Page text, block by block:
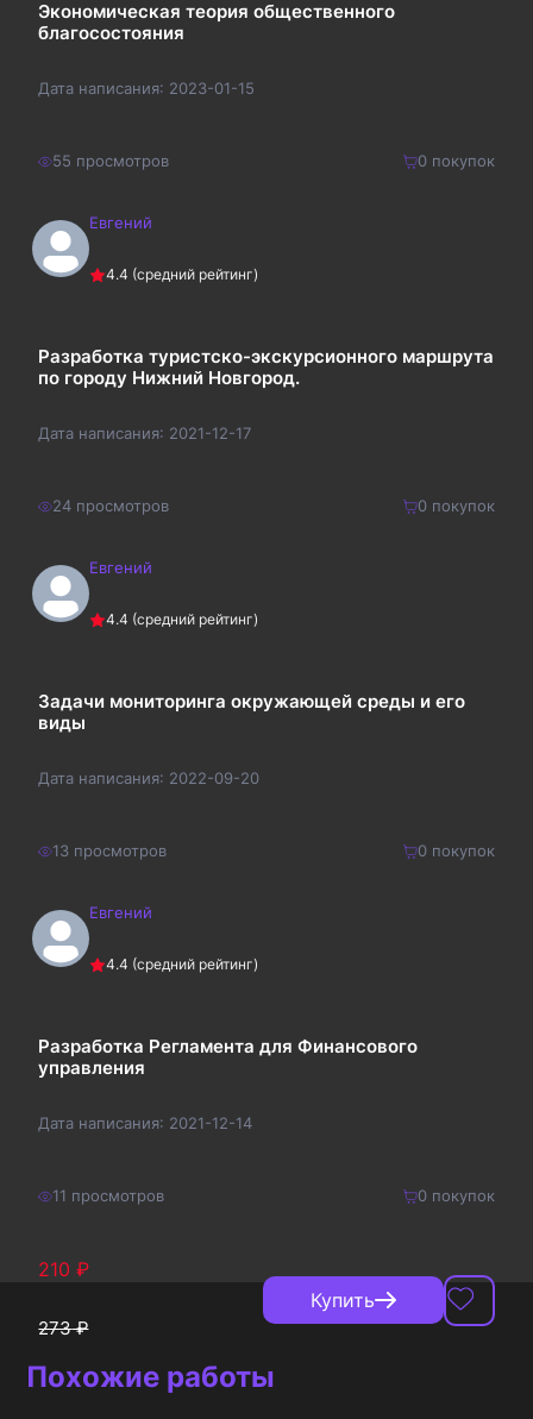
Экономическая теория общественного
благосостояния
Дата написания: 2023-01-15
55 просмотров 0покупок
150₽Евгений
4.4 (средний рейтинг)
Разработка туристско-экскурсионного маршрута
по городу Нижний Новгород.
Дата написания: 2021-12-17
24 просмотров 0покупок
750 ₽Евгений
4.4 (средний рейтинг)
Задачи мониторинга окружающей среды и его
виды
Дата написания: 2022-09-20
13 просмотров 0покупок
250 ₽Евгений
4.4 (средний рейтинг)
Разработка Регламента для Финансового
управления
Дата написания: 2021-12-14
11 просмотров 0покупок
210 ₽
273₽
Купить
Похожие работы